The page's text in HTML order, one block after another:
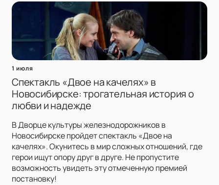
1 июля
Спектакль «Двое на качелях» в
Новосибирске: трогательная история о
любви и надежде
В Дворце культуры железнодорожников в
Новосибирске пройдет спектакль «Двое на
качелях». Окунитесь в мир сложных отношений, где
герои ищут опору друг в друге. Не пропустите
возможность увидеть эту отмеченную премией
постановку!